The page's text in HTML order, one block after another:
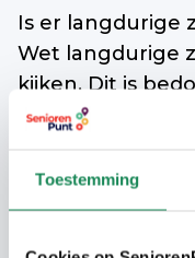
Toestemming
Is er langdurige
Wet langdurige
kijken. Dit is
langdurige
chronische
mensen met